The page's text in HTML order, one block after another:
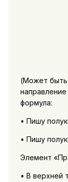
(Может быть
формула:
• Пишу
• Пишу
Элемент
• В верхней